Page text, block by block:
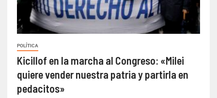
POLÍTICA
Kicillof en la marcha al Congreso: «Milei
quiere vender nuestra patria y partirla en
pedacitos»